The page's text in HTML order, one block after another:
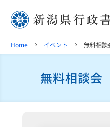
Home 5 イベント 5 無料相談
無料相談会